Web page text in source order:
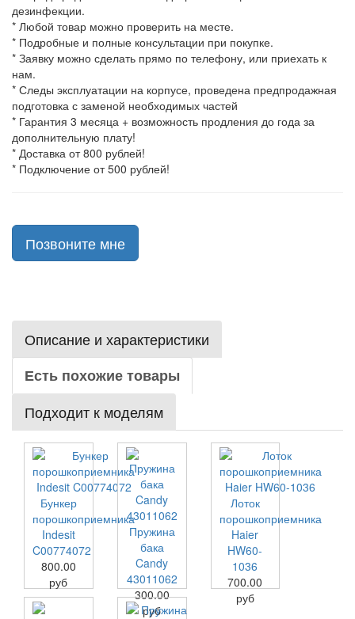
дезинфекции.
* Любой товар можно проверить на месте.
* Подробные и полные консультации при покупке.
* Заявку можно сделать прямо по телефону, или приехать к
нам.
* Следы эксплуатации на корпусе, проведена предпродажная
подготовка с заменой необходимых частей
* Гарантия 3 месяца + возможность продления до года за
дополнительную плату!
* Доставка от 800 рублей!
* Подключение от 500 рублей!
Позвоните мне
Описание и характеристики
Есть похожие товары
Подходит к моделям
Бункер
порошкоприемника
Indesit
C00774072
800.00
руб
Пружина
бака
Candy
43011062
300.00
руб
Лоток
порошкоприемника
Haier
HW60-
1036
700.00
руб